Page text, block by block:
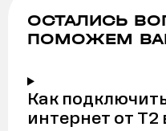
ОСТАЛИСЬ
ПОМОЖЕМ
Как
интернет от Т2